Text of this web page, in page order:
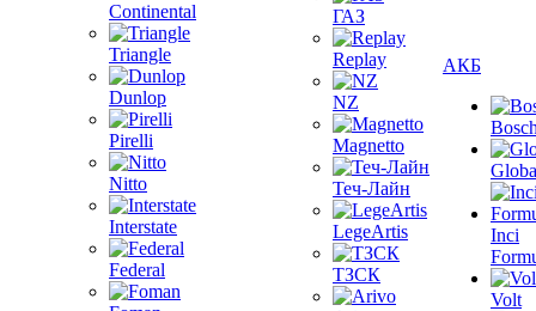
Continental
Triangle
Dunlop
Pirelli
Nitto
Interstate
Federal
ГАЗ
Replay
NZ
Magnetto
Теч-Лайн
LegeArtis
ТЗСК
АКБ
Inci
Volt